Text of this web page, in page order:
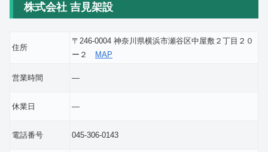
株式会社 吉見架設
住所
〒246-0004 神奈川県横浜市瀬谷区中屋敷２丁目２０
ー２
MAP
営業時間 ―
休業日 ―
電話番号 045-306-0143